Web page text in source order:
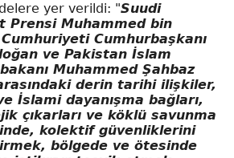
yer verildi: "Suudi
Prensi Muhammed bin
Cumhurbaşkanı
ve Pakistan İslam
Muhammed Şahbaz
derin tarihi ilişkiler,
İslami dayanışma bağları,
çıkarları ve köklü savunma
kolektif güvenliklerini
bölgede ve ötesinde